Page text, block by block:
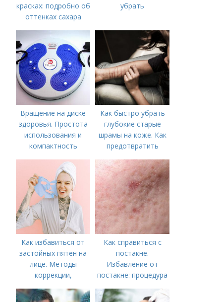
красках: подробно об
оттенках сахара
убрать
Вращение на диске
здоровья. Простота
использования и
компактность
Как быстро убрать
глубокие старые
шрамы на коже. Как
предотвратить
Как избавиться от
застойных пятен на
лице. Методы
коррекции,
акне и удаления
Как справиться с
постакне.
Избавление от
постакне: процедура